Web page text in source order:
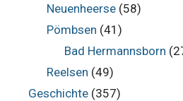
Neuenheerse(58)
Pömbsen (41)
Bad Hermannsborn
Reelsen (49)
Geschichte (357)